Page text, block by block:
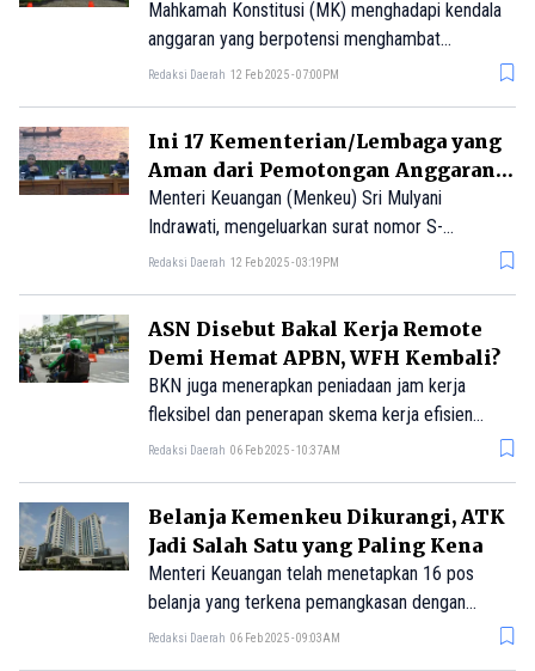
Hanya Aman sampai Mei 2025
Mahkamah Konstitusi (MK) menghadapi kendala
anggaran yang berpotensi menghambat
pembayaran gaji dan tunjangan pegawai setelah
anggaran serupa dan hanya bisa membayar gaji
karyawan hingga bulan Oktober 2025.
Redaksi Daerah 12 Feb 2025 - 07:00PM
Ini 17 Kementerian/Lembaga yang
Aman dari Pemotongan Anggaran
Tahun 2025
Menteri Keuangan (Menkeu) Sri Mulyani
Indrawati, mengeluarkan surat nomor S-
37/MK.02/2025 mengenai Efisiensi Belanja
Presiden (Inpres) Nomor 1/2025 yang mengatur
Efisiensi Belanja dalam Pelaksanaan APBN dan
APBD 2025.
Redaksi Daerah 12 Feb 2025 - 03:19PM
ASN Disebut Bakal Kerja Remote
Demi Hemat APBN, WFH Kembali?
BKN juga menerapkan peniadaan jam kerja
fleksibel dan penerapan skema kerja efisien
dengan Work From Anywhere (WFA) selama dua
Redaksi Daerah 06 Feb 2025 - 10:37AM
Belanja Kemenkeu Dikurangi, ATK
Jadi Salah Satu yang Paling Kena
Menteri Keuangan telah menetapkan 16 pos
belanja yang terkena pemangkasan dengan
persentase antara 10% hingga 90%, sebagai
Redaksi Daerah 06 Feb 2025 - 09:03AM